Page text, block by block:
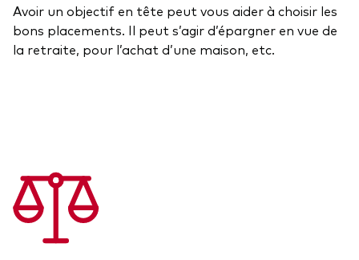
Avoir un objectif en tête peut vous aider à choisir les
bons placements. Il peut s’agir d’épargner en vue de
la retraite, pour l’achat d’une maison, etc.